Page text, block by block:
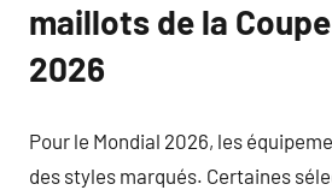
maillots de la
2026
Pour le Mondial 2026, les
des styles marqués. Certaines